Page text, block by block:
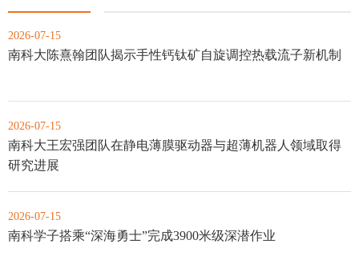
2026-07-15
南科大陈熹翰团队揭示手性钙钛矿自旋调控热载流子新机制
2026-07-15
南科大王宏强团队在静电薄膜驱动器与超薄机器人领域取得
研究进展
2026-07-15
南科学子搭乘“深海勇士”完成3900米级深潜作业